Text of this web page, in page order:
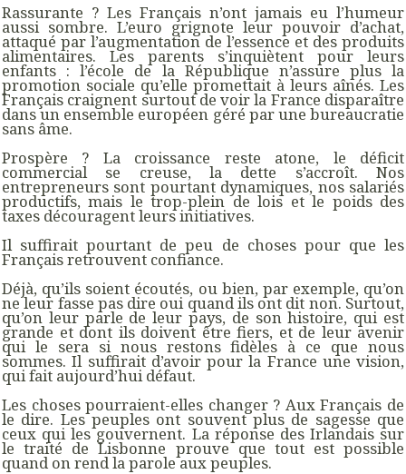
Rassurante ? Les Français n’ont jamais eu l’humeur
aussi sombre. L’euro grignote leur pouvoir d’achat,
attaqué par l’augmentation de l’essence et des produits
alimentaires. Les parents s’inquiètent pour leurs
enfants : l’école de la République n’assure plus la
promotion sociale qu’elle promettait à leurs aînés. Les
Français craignent surtout de voir la France disparaître
dans un ensemble européen géré par une bureaucratie
sans âme.
Prospère ? La croissance reste atone, le déficit
commercial se creuse, la dette s’accroît. Nos
entrepreneurs sont pourtant dynamiques, nos salariés
productifs, mais le trop-plein de lois et le poids des
taxes découragent leurs initiatives.
Il suffirait pourtant de peu de choses pour que les
Français retrouvent confiance.
Déjà, qu’ils soient écoutés, ou bien, par exemple, qu’on
ne leur fasse pas dire oui quand ils ont dit non. Surtout,
qu’on leur parle de leur pays, de son histoire, qui est
grande et dont ils doivent être fiers, et de leur avenir
qui le sera si nous restons fidèles à ce que nous
sommes. Il suffirait d’avoir pour la France une vision,
qui fait aujourd’hui défaut.
Les choses pourraient-elles changer ? Aux Français de
le dire. Les peuples ont souvent plus de sagesse que
ceux qui les gouvernent. La réponse des Irlandais sur
le traité de Lisbonne prouve que tout est possible
quand on rend la parole aux peuples.